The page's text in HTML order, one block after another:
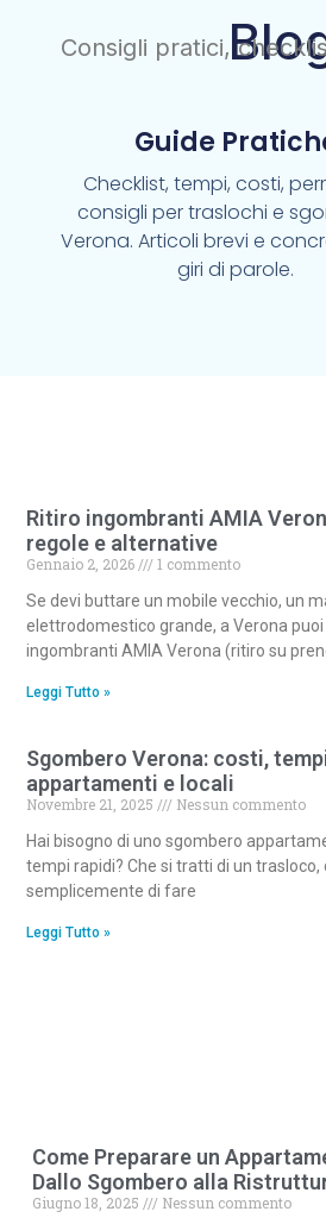
Consigli pratici,
Guide
Checklist, tempi, costi,
consigli per traslochi e
Verona. Articoli brevi e
giri di parole.
Ritiro ingombranti AMIA
regole e alternative
Gennaio 2, 2026
1 commento
Se devi buttare un mobile vecchio, un
elettrodomestico grande, a Verona
ingombranti AMIA Verona (ritiro su
Leggi Tutto »
Sgombero Verona: costi,
appartamenti e locali
Novembre 21, 2025
Nessun commento
Hai bisogno di uno sgombero
tempi rapidi? Che si tratti di un trasloco,
semplicemente di fare
Leggi Tutto »
Come Preparare un
Dallo Sgombero alla
Giugno 18, 2025
Nessun commento